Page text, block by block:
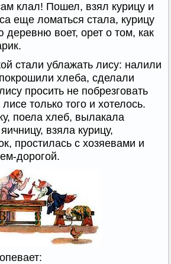
клал! Пошел, взял курицу и
еще ломаться стала, курицу
деревню воет, орет о том, как
стали ублажать лису: налили
хлеба, сделали
просить не побрезговать
только того и хотелось.
поела хлеб, вылакала
взяла курицу,
простилась с хозяевами и
дорогой.